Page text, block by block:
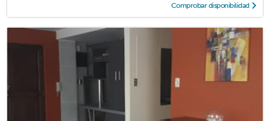
Comprobar disponibilidad